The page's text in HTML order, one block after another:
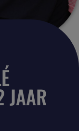
JAAR